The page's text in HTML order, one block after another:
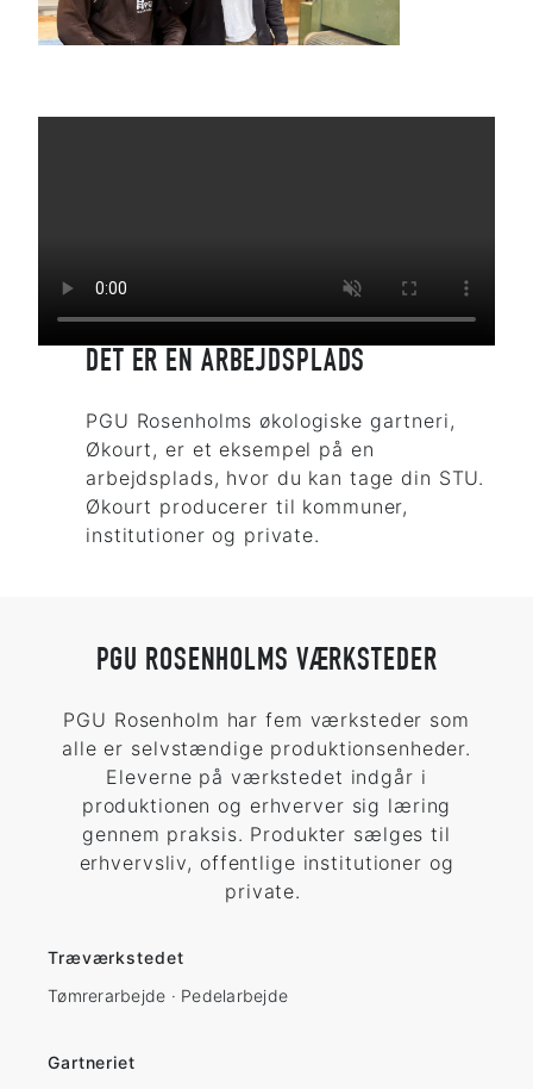
DET ER EN ARBEJDSPLADS
PGU Rosenholms økologiske gartneri,
Økourt, er et eksempel på en
arbejdsplads, hvor du kan tage din STU.
Økourt producerer til kommuner,
institutioner og private.
PGU ROSENHOLMS VÆRKSTEDER
PGU Rosenholm har fem værksteder som
alle er selvstændige produktionsenheder.
Eleverne på værkstedet indgår i
produktionen og erhverver sig læring
gennem praksis. Produkter sælges til
erhvervsliv, offentlige institutioner og
private.
Træværkstedet
Tømrerarbejde · Pedelarbejde
Gartneriet